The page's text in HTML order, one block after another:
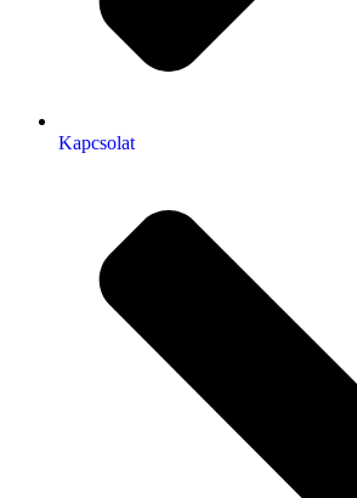
Kapcsolat